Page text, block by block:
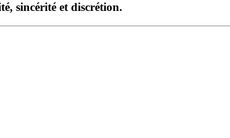
sincérité et discrétion.